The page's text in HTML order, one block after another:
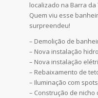
localizado na Barra da
Quem viu esse
surpreendeu!
– Demolição de
– Nova instalação
– Nova instalação
– Rebaixamento de
– Iluminação com
– Construção de nicho